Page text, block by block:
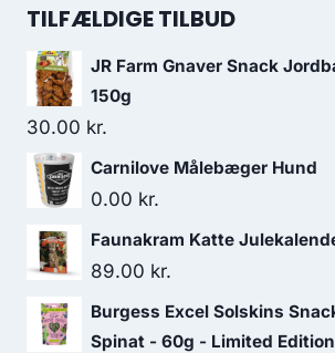
pris
46.25 kr..
pris
41.25 kr..
TILFÆLDIGE TILBUD
JR Farm Gnaver Snack
150g
30.00 kr.
Carnilove Målebæger Hund
0.00 kr.
Faunakram Katte
89.00 kr.
Burgess Excel Solskins
Spinat - 60g - Limited Edition